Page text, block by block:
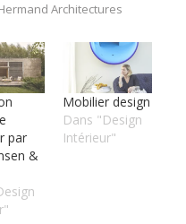
Architectures
par
&
Mobilier design
Dans "Design
Intérieur"